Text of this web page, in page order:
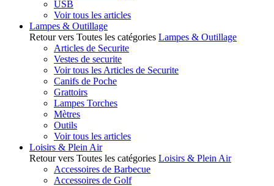
USB
Voir tous les articles
Lampes & Outillage
Retour vers Toutes les catégories Lampes & Outillage
Articles de Securite
Vestes de securite
Voir tous les Articles de Securite
Canifs de Poche
Grattoirs
Lampes Torches
Mètres
Outils
Voir tous les articles
Loisirs & Plein Air
Retour vers Toutes les catégories Loisirs & Plein Air
Accessoires de Barbecue
Accessoires de Golf